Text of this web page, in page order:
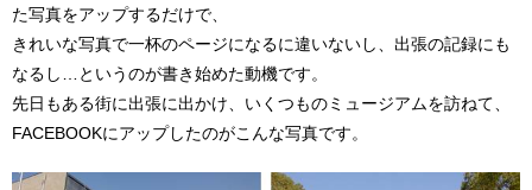
た写真をアップするだけで、
きれいな写真で一杯のページになるに違いないし、出張の記録にも
なるし…というのが書き始めた動機です。
先日もある街に出張に出かけ、いくつものミュージアムを訪ねて、
FACEBOOKにアップしたのがこんな写真です。